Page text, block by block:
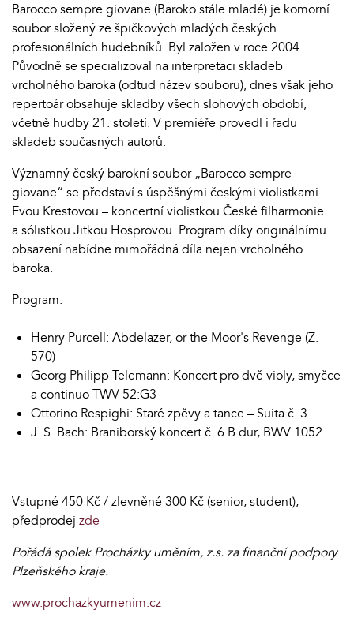
Barocco sempre giovane (Baroko stále mladé) je komorní
soubor složený ze špičkových mladých českých
profesionálních hudebníků. Byl založen v roce 2004.
Původně se specializoval na interpretaci skladeb
vrcholného baroka (odtud název souboru), dnes však jeho
repertoár obsahuje skladby všech slohových období,
včetně hudby 21. století. V premiéře provedl i řadu
skladeb současných autorů.
Významný český barokní soubor „Barocco sempre
giovane“ se představí s úspěšnými českými violistkami
Evou Krestovou – koncertní violistkou České filharmonie
a sólistkou Jitkou Hosprovou. Program díky originálnímu
obsazení nabídne mimořádná díla nejen vrcholného
baroka.
Program:
Henry Purcell: Abdelazer, or the Moor's Revenge (Z.
570)
Georg Philipp Telemann: Koncert pro dvě violy, smyčce
a continuo TWV 52:G3
Ottorino Respighi: Staré zpěvy a tance – Suita č. 3
J. S. Bach: Braniborský koncert č. 6 B dur, BWV 1052
Vstupné 450 Kč / zlevněné 300 Kč (senior, student),
předprodej zde
Pořádá spolek Procházky uměním, z.s. za finanční podpory
Plzeňského kraje.
www.prochazkyumenim.cz